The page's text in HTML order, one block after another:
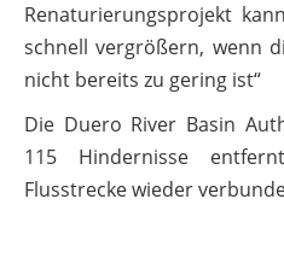
Renaturierungsprojekt
schnell vergrößern, wenn
nicht bereits zu gering ist“
Die Duero River Basin
115 Hindernisse
Flusstrecke wieder